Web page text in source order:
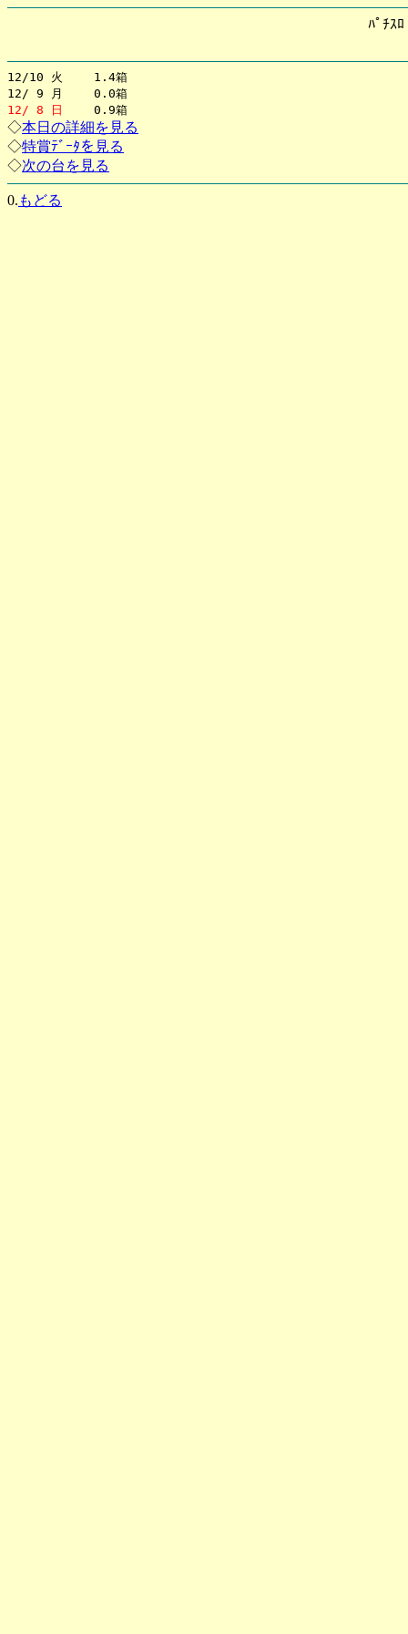
ﾊﾟﾁｽ
12/10 火 1.4箱
12/ 9 月 0.0箱
12/ 8 日
0.9箱
◇本日の詳細を見る
◇特賞ﾃﾞｰﾀを見る
◇次の台を見る
0. もどる